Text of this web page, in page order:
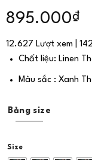
895.000₫
12.627 Lượt xem |
Chất liệu: Linen
Màu sắc : Xanh
Bảng size
Size